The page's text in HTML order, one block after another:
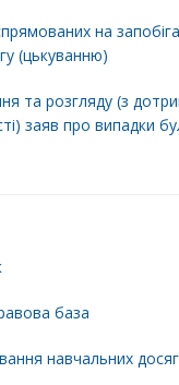
на
(цькуванню)
та розгляду (з
заяв про випадки
база
навчальних